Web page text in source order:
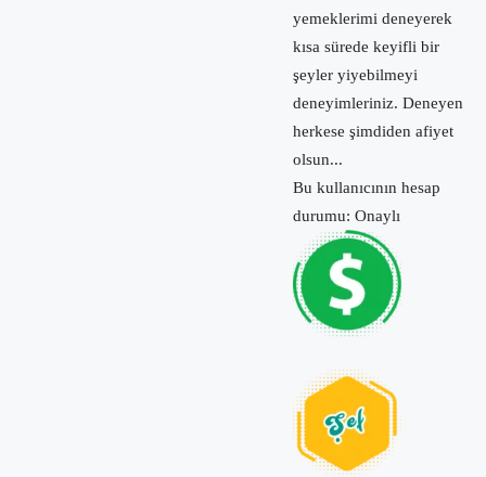
yemeklerimi deneyerek
kısa sürede keyifli bir
şeyler yiyebilmeyi
deneyimleriniz. Deneyen
herkese şimdiden afiyet
olsun...
Bu kullanıcının hesap
durumu: Onaylı